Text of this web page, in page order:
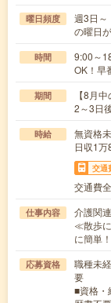
曜日頻度
週3日～
の曜日
時間
9:00～
OK！早
期間
【8月
2～3日
時給
無資格
日収1
交通
交通費
仕事内容
介護関連
≪散歩
に簡単
応募資格
職種未
要
■資格・